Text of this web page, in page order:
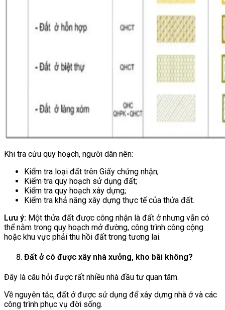
Khi tra cứu quy hoạch, người dân nên:
Kiểm tra loại đất trên Giấy chứng nhận;
Kiểm tra quy hoạch sử dụng đất;
Kiểm tra quy hoạch xây dựng;
Kiểm tra khả năng xây dựng thực tế của thửa đất.
Lưu ý: Một thửa đất được công nhận là đất ở nhưng vẫn có
thể nằm trong quy hoạch mở đường, công trình công cộng
hoặc khu vực phải thu hồi đất trong tương lai.
Đất ở có được xây nhà xưởng, kho bãi không?
Đây là câu hỏi được rất nhiều nhà đầu tư quan tâm.
Về nguyên tắc, đất ở được sử dụng để xây dựng nhà ở và các
công trình phục vụ đời sống.